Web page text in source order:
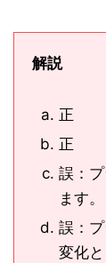
解説
正
正
誤：
ます。
誤：
変化